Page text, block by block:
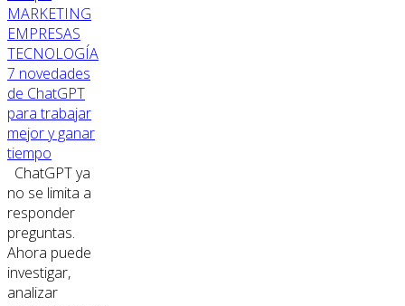
MARKETING
EMPRESAS
TECNOLOGÍA
7 novedades
de ChatGPT
para trabajar
mejor y ganar
tiempo
ChatGPT ya
no se limita a
responder
preguntas.
Ahora puede
investigar,
analizar